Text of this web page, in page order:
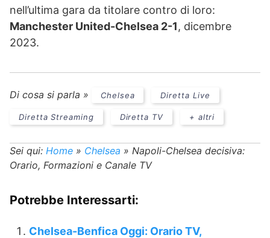
nell’ultima gara da titolare contro di loro:
Manchester United-Chelsea 2-1, dicembre
2023.
Di cosa si parla » Chelsea Diretta Live
Diretta Streaming Diretta TV + altri
Sei qui: Home » Chelsea » Napoli-Chelsea decisiva:
Orario, Formazioni e Canale TV
Potrebbe Interessarti:
Chelsea-Benfica Oggi: Orario TV,